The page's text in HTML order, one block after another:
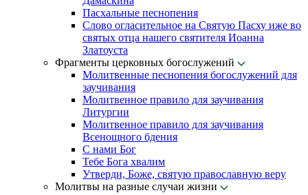
Пасхальные песнопения
Слово огласительное на Святую Пасху иже во
святых отца нашего святителя Иоанна
Златоуста
Фрагменты церковных богослужений
Молитвенные песнопения богослужений для
заучивания
Молитвенное правило для заучивания
Литургии
Молитвенное правило для заучивания
Всенощного бдения
С нами Бог
Тебе Бога хвалим
Утверди, Боже, святую православную веру
Молитвы на разные случаи жизни